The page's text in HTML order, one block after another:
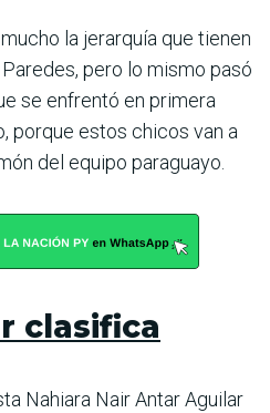
la jerarquía que tienen
pero lo mismo pasó
se enfrentó en primera
porque estos chicos van a
del equipo paraguayo.
clasifica
Nahiara Nair Antar Aguilar